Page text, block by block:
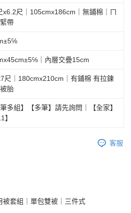
x6.2尺｜105cmx186cm｜無鋪棉｜ㄇ
帶
｜內層交疊15cm
尺｜180cmx210cm｜有鋪棉 有拉鍊
胎
筆多組】【多筆】請先詢問｜【全家】
】
客服
被套組｜單包雙被｜三件式